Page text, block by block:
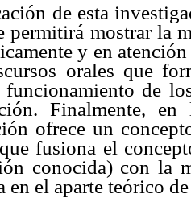
de esta
permitirá mostrar la
y en
orales que
funcionamiento de
Finalmente,
ofrece un
fusiona el
conocida) con la
en el aparte teórico